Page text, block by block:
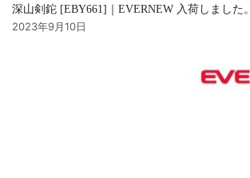
深山剣鉈 [EBY661]｜EVERNEW 入荷しました。
2023年9月10日